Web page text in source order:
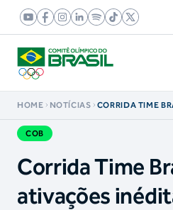
HOME NOTÍCIAS
CORRIDA TIME
COB
Corrida Time
ativações